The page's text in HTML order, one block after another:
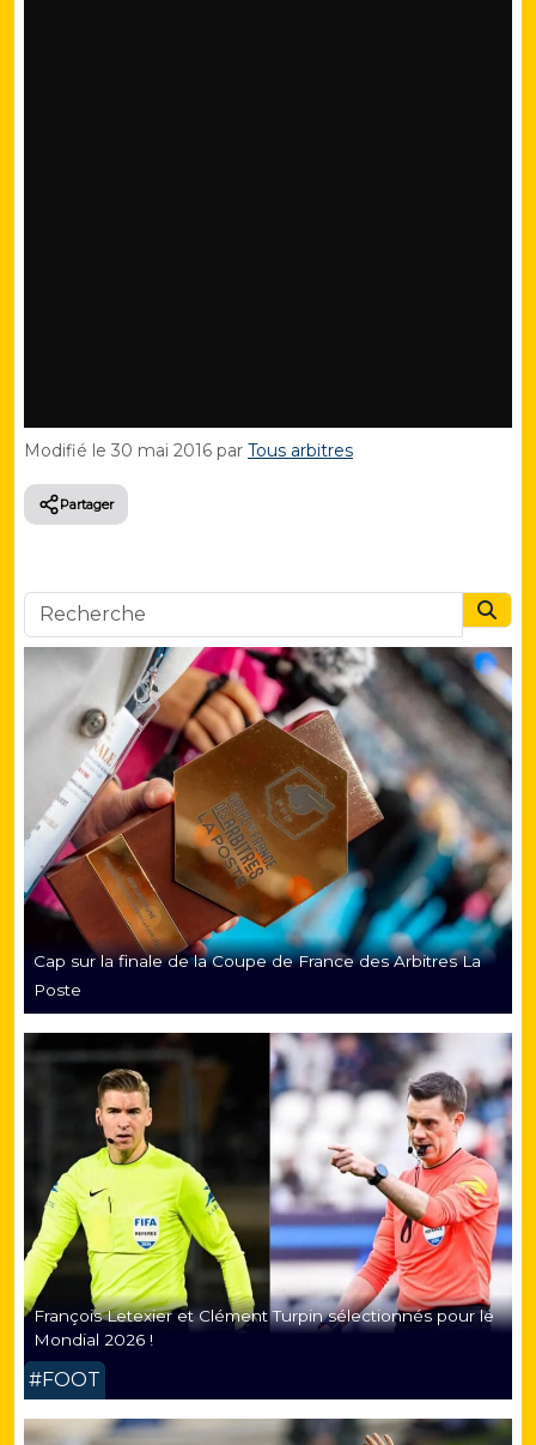
Modifié le 30 mai 2016 par Tous arbitres
Partager
Cap sur la finale de la Coupe de France des Arbitres La
Poste
François Letexier et Clément Turpin sélectionnés pour le
Mondial 2026 !
#FOOT